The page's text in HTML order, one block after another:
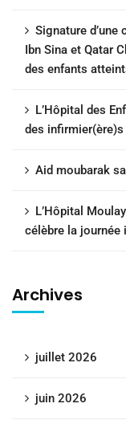
Signature d’une
Ibn Sina et Qatar
des enfants
L’Hôpital des
des infirmier(ère)s
Aid moubarak
L’Hôpital
célèbre la journée
Archives
juillet 2026
juin 2026